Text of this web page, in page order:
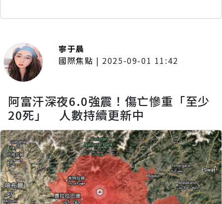
寧于晨
國際焦點 | 2025-09-01 11:42
阿富汗深夜6.0強震！傷亡慘重「至少
20死」 人數持續更新中